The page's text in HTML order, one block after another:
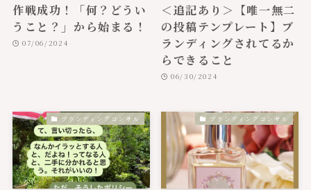
作戦成功！「何？どうい
うこと？」から始まる！
07/06/2024
＜追記あり＞【唯一無二
の投稿テンプレート】ブ
ランディングされてるか
らできること
06/30/2024
ブランディングコンサル ブランディングコンサル